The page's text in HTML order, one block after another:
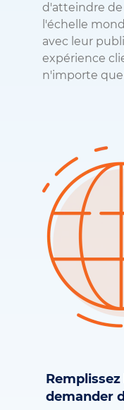
d'atteindre de
l'échelle
avec leur
expérience
n'importe
demander